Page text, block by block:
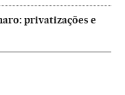
privatizações e